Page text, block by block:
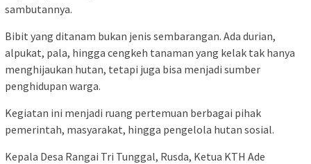
sambutannya.
Bibit yang ditanam bukan jenis sembarangan. Ada durian,
alpukat, pala, hingga cengkeh tanaman yang kelak tak hanya
menghijaukan hutan, tetapi juga bisa menjadi sumber
penghidupan warga.
Kegiatan ini menjadi ruang pertemuan berbagai pihak
pemerintah, masyarakat, hingga pengelola hutan sosial.
Kepala Desa Rangai Tri Tunggal, Rusda, Ketua KTH Ade